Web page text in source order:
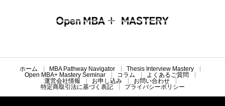
ホーム MBA Pathway Navigator
Thesis Interview Mastery
Open MBA+ Mastery Seminar
コラム
よくあるご質問
運営会社情報
お申し込み
お問い合わせ
特定商取引法に基づく表記
プライバシーポリシー